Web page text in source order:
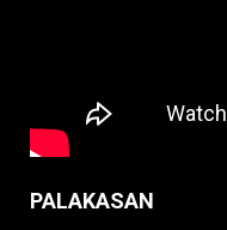
PALAKASAN